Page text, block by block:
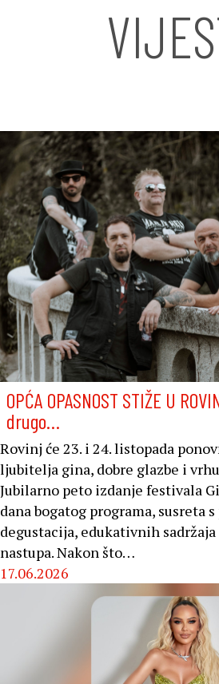
OPĆA OPASNOST STIŽE U
drugo…
Rovinj će 23. i 24. listopada
ljubitelja gina, dobre glazbe i
Jubilarno peto izdanje festivala
dana bogatog programa, susreta
degustacija, edukativnih
nastupa. Nakon što…
17.06.2026